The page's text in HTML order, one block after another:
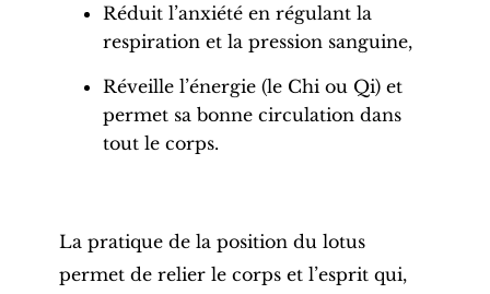
Réduit l’anxiété en régulant la
respiration et la pression sanguine,
Réveille l’énergie (le Chi ou Qi) et
permet sa bonne circulation dans
tout le corps.
La pratique de la position du lotus
permet de relier le corps et l’esprit qui,